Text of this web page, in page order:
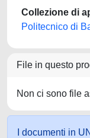
Collezione di
Politecnico di
File in questo
Non ci sono file
I documenti in